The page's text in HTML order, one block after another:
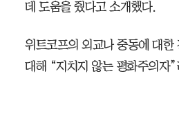
데 도움을 줬다고 소개했다.
위트코프의 외교나 중동에 대한
대해 “지치지 않는 평화주의자